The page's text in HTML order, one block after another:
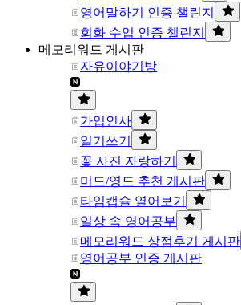
영어말하기 인증 챌린지
회화 수업 인증 챌린지
메모리워드 게시판
자유이야기방
가입인사
일기쓰기
꽃 사진 자랑하기
미드/영드 추천 게시판
타임캡슐 열어보기
일상 속 영어공부
메모리워드 상점후기 게시판
영어공부 인증 게시판